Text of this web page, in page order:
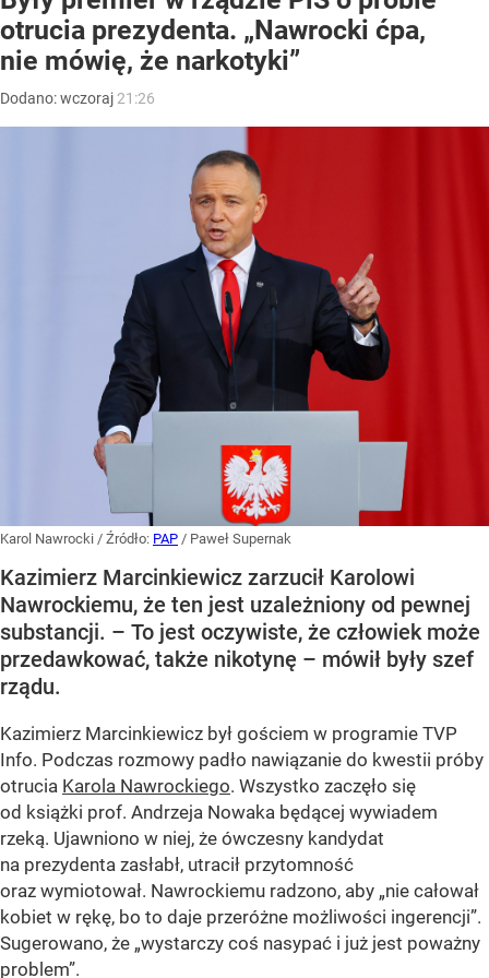
otrucia prezydenta. „Nawrocki ćpa,
nie mówię, że narkotyki”
Dodano:wczoraj 21:26
Karol Nawrocki / Źródło: PAP / Paweł Supernak
Kazimierz Marcinkiewicz zarzucił Karolowi
Nawrockiemu, że ten jest uzależniony od pewnej
substancji. – To jest oczywiste, że człowiek może
przedawkować, także nikotynę – mówił były szef
rządu.
Kazimierz Marcinkiewicz był gościem w programie TVP
Info. Podczas rozmowy padło nawiązanie do kwestii próby
otrucia Karola Nawrockiego. Wszystko zaczęło się
od książki prof. Andrzeja Nowaka będącej wywiadem
rzeką. Ujawniono w niej, że ówczesny kandydat
na prezydenta zasłabł, utracił przytomność
oraz wymiotował. Nawrockiemu radzono, aby „nie całował
kobiet w rękę, bo to daje przeróżne możliwości ingerencji”.
Sugerowano, że „wystarczy coś nasypać i już jest poważny
problem”.